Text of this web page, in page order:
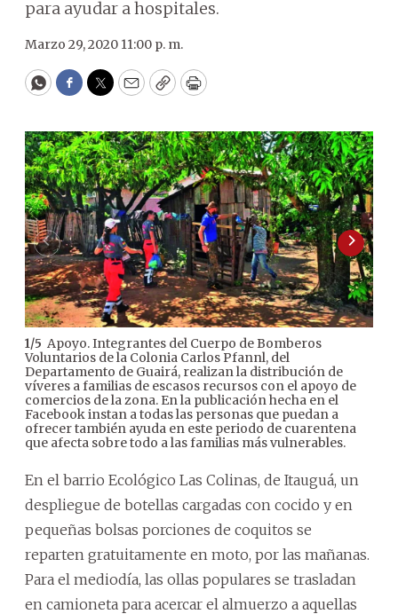
para ayudar a hospitales.
Marzo 29, 2020 11:00 p. m.
WhatsApp
Facebook
Twitter
EmailCopyPrint
1/5 Apoyo. Integrantes del Cuerpo de Bomberos
Voluntarios de la Colonia Carlos Pfannl, del
Departamento de Guairá, realizan la distribución de
víveres a familias de escasos recursos con el apoyo de
comercios de la zona. En la publicación hecha en el
Facebook instan a todas las personas que puedan a
ofrecer también ayuda en este periodo de cuarentena
que afecta sobre todo a las familias más vulnerables.
En el barrio Ecológico Las Colinas, de Itauguá, un
despliegue de botellas cargadas con cocido y en
pequeñas bolsas porciones de coquitos se
reparten gratuitamente en moto, por las mañanas.
Para el mediodía, las ollas populares se trasladan
en camioneta para acercar el almuerzo a aquellas